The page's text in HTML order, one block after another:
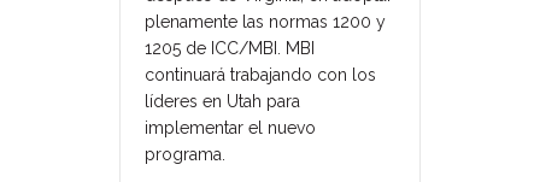
plenamente las normas 1200 y
1205 de ICC/MBI. MBI
continuará trabajando con los
líderes en Utah para
implementar el nuevo
programa.